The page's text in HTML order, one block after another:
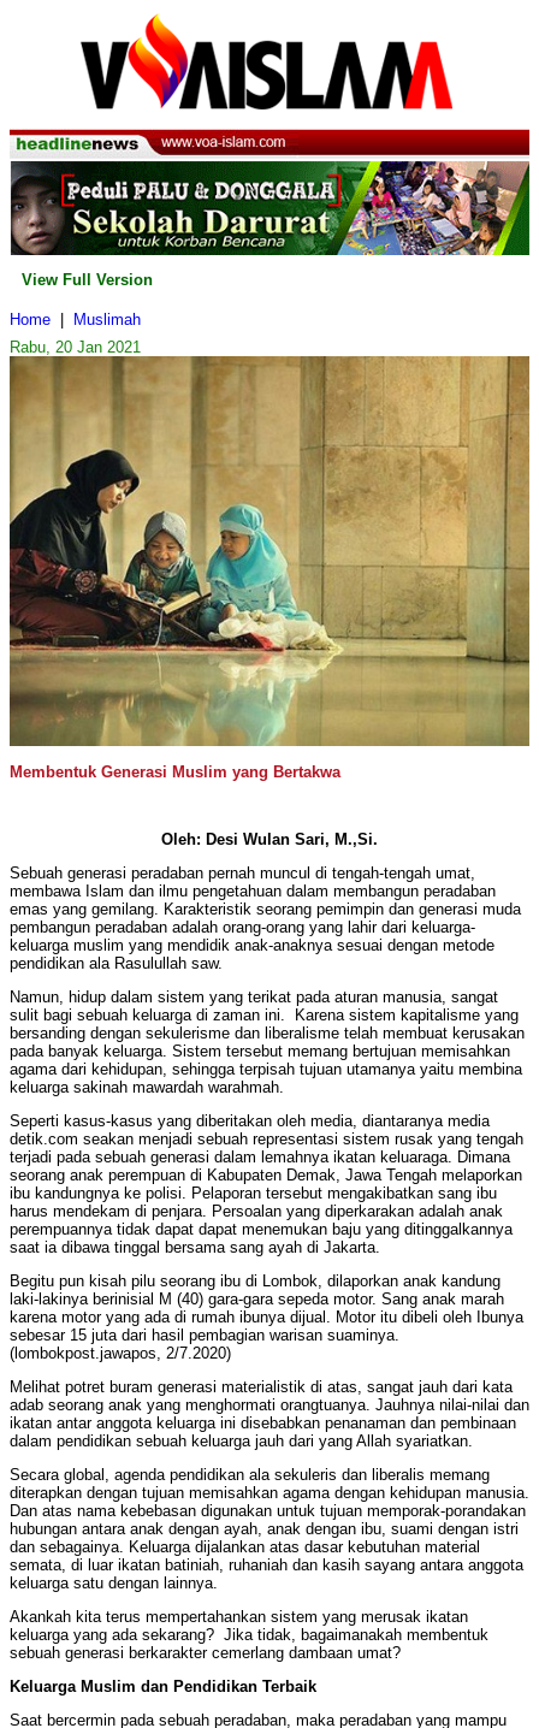
View Full Version
Home
Muslimah
Rabu, 20 Jan 2021
Membentuk Generasi Muslim yang Bertakwa
Oleh: Desi Wulan Sari, M.,Si.
Sebuah generasi peradaban pernah muncul di tengah-tengah umat,
membawa Islam dan ilmu pengetahuan dalam membangun peradaban
emas yang gemilang. Karakteristik seorang pemimpin dan generasi muda
pembangun peradaban adalah orang-orang yang lahir dari keluarga-
keluarga muslim yang mendidik anak-anaknya sesuai dengan metode
pendidikan ala Rasulullah saw.
Namun, hidup dalam sistem yang terikat pada aturan manusia, sangat
sulit bagi sebuah keluarga di zaman ini. Karena sistem kapitalisme yang
bersanding dengan sekulerisme dan liberalisme telah membuat kerusakan
pada banyak keluarga. Sistem tersebut memang bertujuan memisahkan
agama dari kehidupan, sehingga terpisah tujuan utamanya yaitu membina
keluarga sakinah mawardah warahmah.
Seperti kasus-kasus yang diberitakan oleh media, diantaranya media
detik.com seakan menjadi sebuah representasi sistem rusak yang tengah
terjadi pada sebuah generasi dalam lemahnya ikatan keluaraga. Dimana
seorang anak perempuan di Kabupaten Demak, Jawa Tengah melaporkan
ibu kandungnya ke polisi. Pelaporan tersebut mengakibatkan sang ibu
harus mendekam di penjara. Persoalan yang diperkarakan adalah anak
perempuannya tidak dapat dapat menemukan baju yang ditinggalkannya
saat ia dibawa tinggal bersama sang ayah di Jakarta.
Begitu pun kisah pilu seorang ibu di Lombok, dilaporkan anak kandung
laki-lakinya berinisial M (40) gara-gara sepeda motor. Sang anak marah
karena motor yang ada di rumah ibunya dijual. Motor itu dibeli oleh Ibunya
sebesar 15 juta dari hasil pembagian warisan suaminya.
(lombokpost.jawapos, 2/7.2020)
Melihat potret buram generasi materialistik di atas, sangat jauh dari kata
adab seorang anak yang menghormati orangtuanya. Jauhnya nilai-nilai dan
ikatan antar anggota keluarga ini disebabkan penanaman dan pembinaan
dalam pendidikan sebuah keluarga jauh dari yang Allah syariatkan.
Secara global, agenda pendidikan ala sekuleris dan liberalis memang
diterapkan dengan tujuan memisahkan agama dengan kehidupan manusia.
Dan atas nama kebebasan digunakan untuk tujuan memporak-porandakan
hubungan antara anak dengan ayah, anak dengan ibu, suami dengan istri
dan sebagainya. Keluarga dijalankan atas dasar kebutuhan material
semata, di luar ikatan batiniah, ruhaniah dan kasih sayang antara anggota
keluarga satu dengan lainnya.
Akankah kita terus mempertahankan sistem yang merusak ikatan
keluarga yang ada sekarang? Jika tidak, bagaimanakah membentuk
sebuah generasi berkarakter cemerlang dambaan umat?
Keluarga Muslim dan Pendidikan Terbaik
Saat bercermin pada sebuah peradaban, maka peradaban yang mampu